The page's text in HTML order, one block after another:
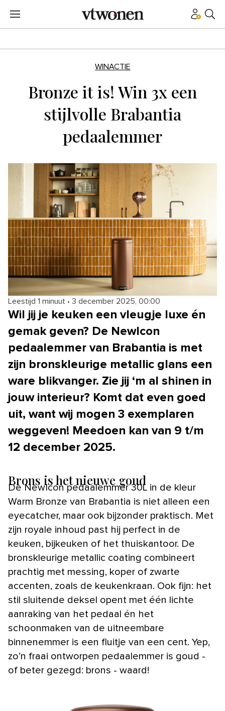
WINACTIE
Bronze it is! Win 3x een
stijlvolle Brabantia
pedaalemmer
Leestijd 1 minuut • 3 december 2025, 00:00
Wil jij je keuken een vleugje luxe én
gemak geven? De NewIcon
pedaalemmer van Brabantia is met
zijn bronskleurige metallic glans een
ware blikvanger. Zie jij ‘m al shinen in
jouw interieur? Komt dat even goed
uit, want wij mogen 3 exemplaren
weggeven! Meedoen kan van 9 t/m
12 december 2025.
Brons is het nieuwe goud
De NewIcon pedaalemmer 30L in de kleur
Warm Bronze van Brabantia is niet alleen een
eyecatcher, maar ook bijzonder praktisch. Met
zijn royale inhoud past hij perfect in de
keuken, bijkeuken of het thuiskantoor. De
bronskleurige metallic coating combineert
prachtig met messing, koper of zwarte
accenten, zoals de keukenkraan. Ook fijn: het
stil sluitende deksel opent met één lichte
aanraking van het pedaal én het
schoonmaken van de uitneembare
binnenemmer is een fluitje van een cent. Yep,
zo’n fraai ontworpen pedaalemmer is goud -
of beter gezegd: brons - waard!